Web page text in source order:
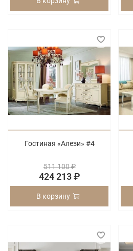
Гостиная «Алези» #4
511 100 ₽
424 213 ₽
В корзину